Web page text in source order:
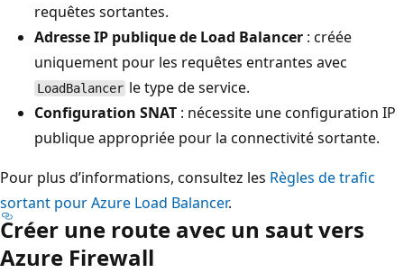
requêtes sortantes.
Adresse IP publique de Load Balancer : créée
uniquement pour les requêtes entrantes avec
LoadBalancer le type de service.
Configuration SNAT : nécessite une configuration IP
publique appropriée pour la connectivité sortante.
Pour plus d’informations, consultez les Règles de trafic
sortant pour Azure Load Balancer.
Créer une route avec un saut vers
Azure Firewall